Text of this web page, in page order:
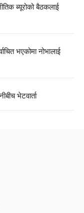
ब्यूरोको बैठकलाई
भएकोमा नोभालाई
भेटवार्ता